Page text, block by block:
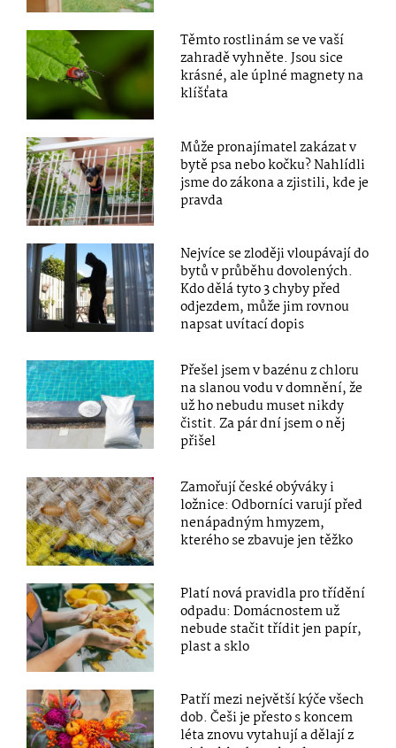
Těmto rostlinám se ve vaší
zahradě vyhněte. Jsou sice
krásné, ale úplné magnety na
klíšťata
Může pronajímatel zakázat v
bytě psa nebo kočku? Nahlídli
jsme do zákona a zjistili, kde je
pravda
Nejvíce se zloději vloupávají do
bytů v průběhu dovolených.
Kdo dělá tyto 3 chyby před
odjezdem, může jim rovnou
napsat uvítací dopis
Přešel jsem v bazénu z chloru
na slanou vodu v domnění, že
už ho nebudu muset nikdy
čistit. Za pár dní jsem o něj
přišel
Zamořují české obýváky i
ložnice: Odborníci varují před
nenápadným hmyzem,
kterého se zbavuje jen těžko
Platí nová pravidla pro třídění
odpadu: Domácnostem už
nebude stačit třídit jen papír,
plast a sklo
Patří mezi největší kýče všech
dob. Češi je přesto s koncem
léta znovu vytahují a dělají z